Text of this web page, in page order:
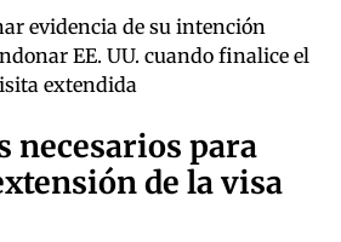
evidencia de su intención
EE. UU. cuando finalice el
extendida
necesarios para
de la visa